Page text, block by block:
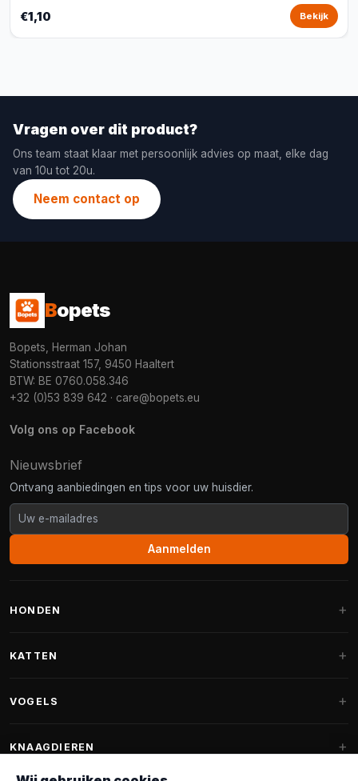
€1,10 Bekijk
Vragen over dit product?
Ons team staat klaar met persoonlijk advies op maat, elke dag
van 10u tot 20u.
Neem contact op
Bopets
Bopets, Herman Johan
Stationsstraat 157, 9450 Haaltert
BTW: BE 0760.058.346
+32 (0)53 839 642 · care@bopets.eu
Volg ons op Facebook
Nieuwsbrief
Ontvang aanbiedingen en tips voor uw huisdier.
Aanmelden
HONDEN
Fantail hondenmanden
KATTEN
Krabpalen voor Maine Coon
VOGELS
KNAAGDIEREN